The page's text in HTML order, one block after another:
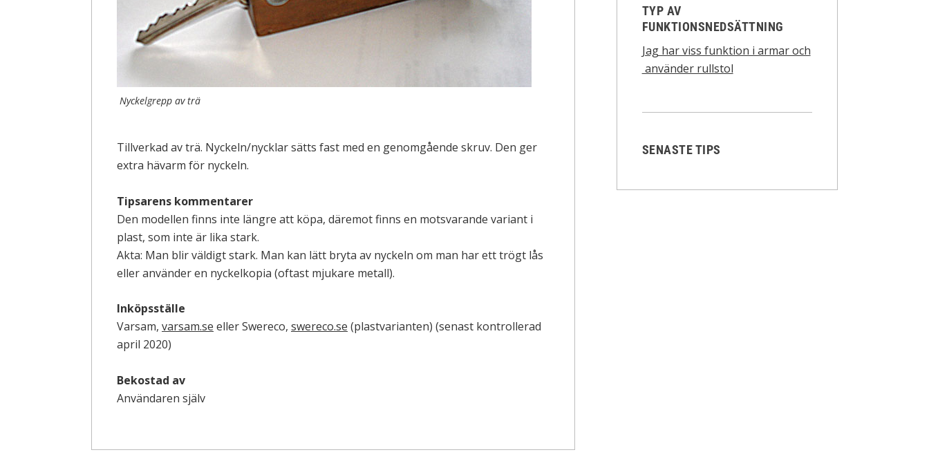
Nyckelgrepp av trä
Tillverkad av trä. Nyckeln/nycklar sätts fast med en genomgående skruv. Den ger
extra hävarm för nyckeln.
Tipsarens kommentarer
Den modellen finns inte längre att köpa, däremot finns en motsvarande variant i
plast, som inte är lika stark.
Akta: Man blir väldigt stark. Man kan lätt bryta av nyckeln om man har ett trögt lås
eller använder en nyckelkopia (oftast mjukare metall).
Inköpsställe
Varsam, varsam.se eller Swereco, swereco.se (plastvarianten) (senast kontrollerad
april 2020)
Bekostad av
Användaren själv
TYP AV
FUNKTIONSNEDSÄTTNING
Jag har viss funktion i armar och
använder rullstol
SENASTE TIPS